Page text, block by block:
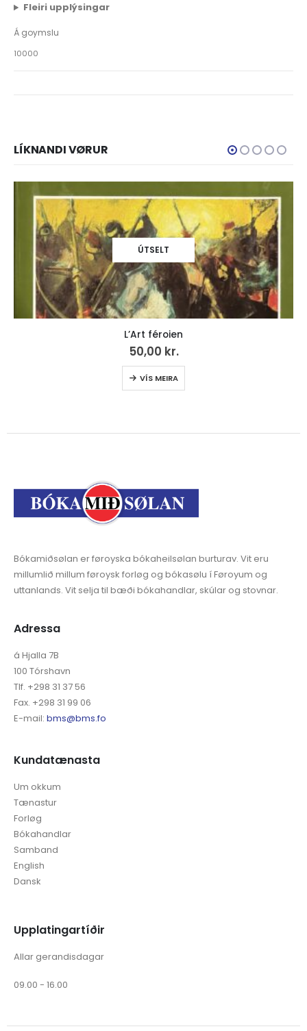
Fleiri upplýsingar
Á goymslu
10000
LÍKNANDI VØRUR
ÚTSELT
L’Art féroien
50,00 kr.
VÍS MEIRA
Bókamiðsølan er føroyska bókaheilsølan burturav. Vit eru
millumlið millum føroysk forløg og bókasølu í Føroyum og
uttanlands. Vit selja til bæði bókahandlar, skúlar og stovnar.
Adressa
á Hjalla 7B
100 Tórshavn
Tlf. +298 31 37 56
Fax. +298 31 99 06
E-mail: bms@bms.fo
Kundatænasta
Um okkum
Tænastur
Forløg
Bókahandlar
Samband
English
Dansk
Upplatingartíðir
Allar gerandisdagar
09.00 - 16.00